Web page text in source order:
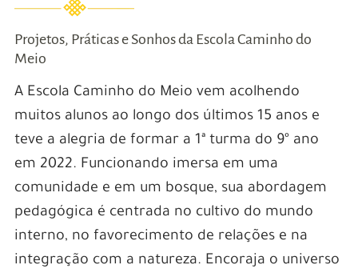
Projetos, Práticas e Sonhos da Escola Caminho do
Meio
A Escola Caminho do Meio vem acolhendo
muitos alunos ao longo dos últimos 15 anos e
teve a alegria de formar a 1ª turma do 9º ano
em 2022. Funcionando imersa em uma
comunidade e em um bosque, sua abordagem
pedagógica é centrada no cultivo do mundo
interno, no favorecimento de relações e na
integração com a natureza. Encoraja o universo